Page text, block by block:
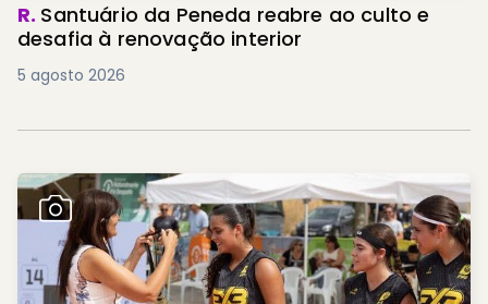
R. Santuário da Peneda reabre ao culto e
desafia à renovação interior
5 agosto 2026